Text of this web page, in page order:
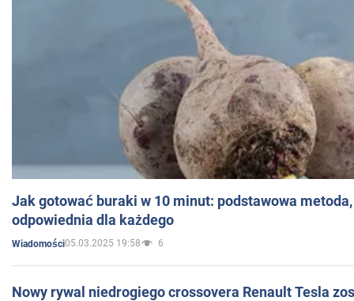
Jak gotować buraki w 10 minut: podstawowa
odpowiednia dla każdego
Wiadomości05.03.2025 19:58 6
Nowy rywal niedrogiego crossovera Renault Tesla